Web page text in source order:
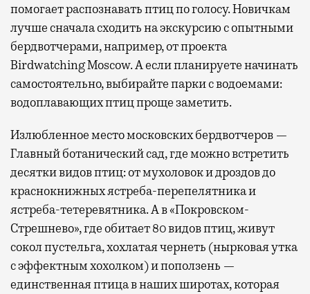
помогает распознавать птиц по голосу. Новичкам
лучше сначала сходить на экскурсию с опытными
бердвотчерами, например, от проекта
Birdwatching Moscow. А если планируете начинать
самостоятельно, выбирайте парки с водоемами:
водоплавающих птиц проще заметить.
Излюбленное место московских бердвотчеров —
Главный ботанический сад, где можно встретить
десятки видов птиц: от мухоловок и дроздов до
краснокнижных ястреба-перепелятника и
ястреба-тетеревятника. А в «Покровском-
Стрешнево», где обитает 80 видов птиц, живут
сокол пустельга, хохлатая чернеть (нырковая утка
с эффектным хохолком) и поползень —
единственная птица в наших широтах, которая